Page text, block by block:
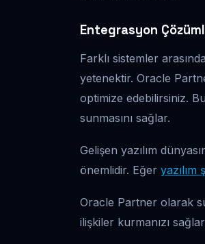
Entegrasyon
Farklı sistemler
yetenektir. Oracle
optimize edebilirsiniz.
sunmasını sağlar.
Gelişen yazılım
önemlidir. Eğer yazılım
Oracle Partner olarak
ilişkiler kurmanızı